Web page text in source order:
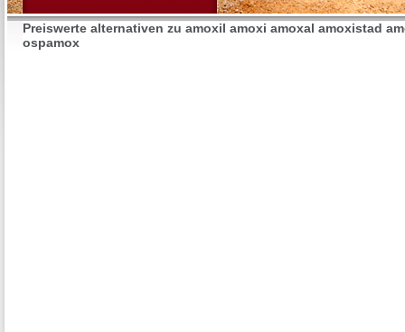
Preiswerte alternativen zu amoxil amoxi amoxal amoxistad
ospamox